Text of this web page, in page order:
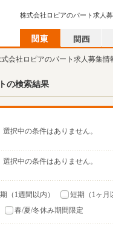
株式会社ロピアのパート求人
会社ロピアのパート求人募集情
の検索結果
選択中の条件はありません。
選択中の条件はありません。
（1週間以内） 短期（1ヶ月
春/夏/冬休み期間限定